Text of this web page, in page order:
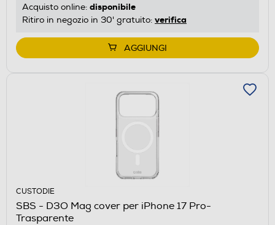
Acquisto online: disponibile
Ritiro in negozio in 30' gratuito: verifica
AGGIUNGI
CUSTODIE
SBS - D3O Mag cover per iPhone 17 Pro-
Trasparente